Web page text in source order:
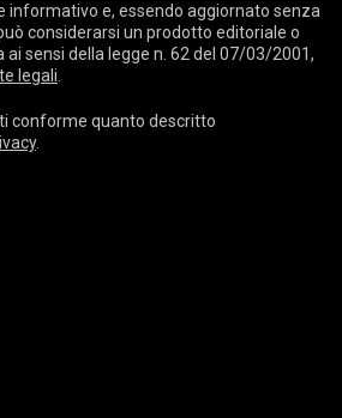
informativo e, essendo aggiornato senza
considerarsi un prodotto editoriale o
sensi della legge n. 62 del 07/03/2001,
legali.
conforme quanto descritto
.